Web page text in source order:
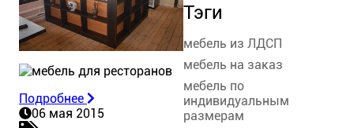
Подробнее
06 мая 2015
Тэги
мебель из ЛДСП
мебель на заказ
мебель по
индивидуальным
размерам